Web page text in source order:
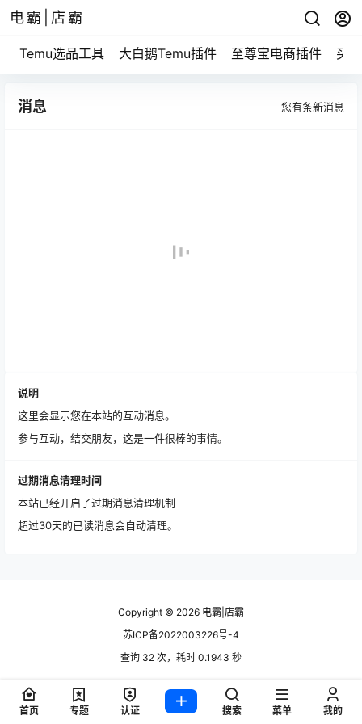
电霸|店霸
Temu选品工具 大白鹅Temu插件 至尊宝电商插件 买
消息 您有条新消息
说明
这里会显示您在本站的互动消息。
参与互动，结交朋友，这是一件很棒的事情。
过期消息清理时间
本站已经开启了过期消息清理机制
超过30天的已读消息会自动清理。
Copyright © 2026 电霸|店霸
苏ICP备2022003226号-4
查询 32 次，耗时 0.1943 秒
首页 专题 认证 搜索 菜单 我的